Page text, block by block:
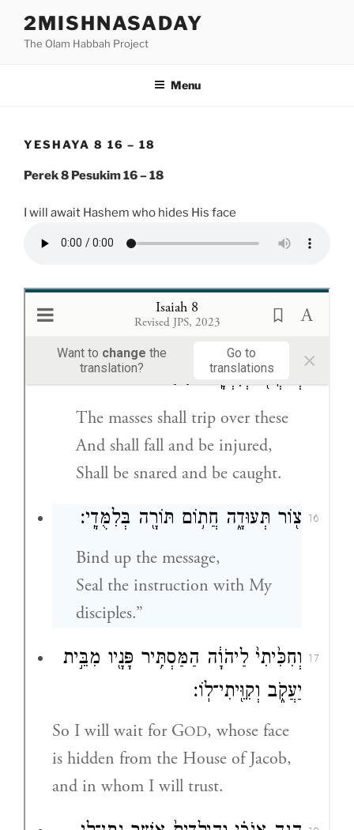
content
2MISHNASADAY
The Olam Habbah Project
Menu
YESHAYA 8 16 – 18
Perek 8 Pesukim 16 – 18
I will await Hashem who hides His face